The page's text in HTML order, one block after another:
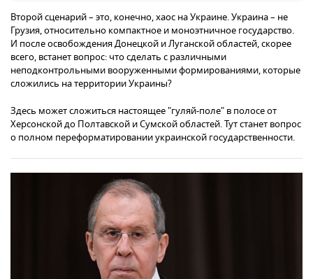
Второй сценарий – это, конечно, хаос на Украине. Украина – не
Грузия, относительно компактное и моноэтничное государство.
И после освобождения Донецкой и Луганской областей, скорее
всего, встанет вопрос: что сделать с различными
неподконтрольными вооруженными формированиями, которые
сложились на территории Украины?
Здесь может сложиться настоящее "гуляй-поле" в полосе от
Херсонской до Полтавской и Сумской областей. Тут станет вопрос
о полном переформатировании украинской государственности.